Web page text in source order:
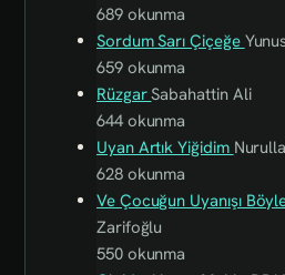
689 okunma
Sordum Sarı Çiçeğe
659 okunma
RüzgarSabahattin Ali
644 okunma
Uyan Artık Yiğidim
628 okunma
Ve Çocuğun Uyanışı
Zarifoğlu
550 okunma